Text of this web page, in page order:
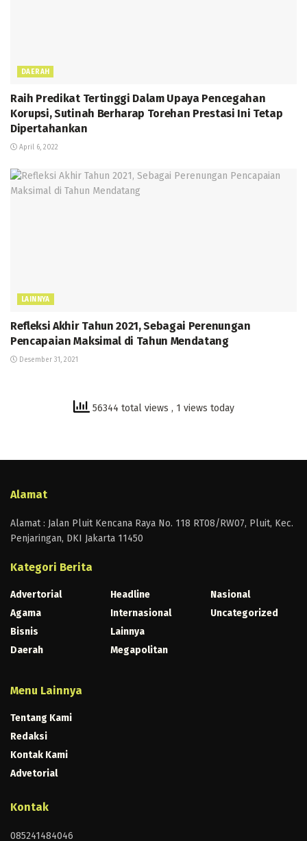
DAERAH
Raih Predikat Tertinggi Dalam Upaya Pencegahan
Korupsi, Sutinah Berharap Torehan Prestasi Ini Tetap
Dipertahankan
April 6, 2022
LAINNYA
Refleksi Akhir Tahun 2021, Sebagai Perenungan
Pencapaian Maksimal di Tahun Mendatang
Desember 31, 2021
56344 total views , 1 views today
Alamat
Alamat : Jalan Pluit Kencana Raya No. 118 RT08/RW07, Pluit, Kec.
Penjaringan, DKI Jakarta 11450
Kategori Berita
Advertorial
Agama
Bisnis
Daerah
Headline
Internasional
Lainnya
Megapolitan
Nasional
Uncategorized
Menu Lainnya
Tentang Kami
Redaksi
Kontak Kami
Advetorial
Kontak
085241484046